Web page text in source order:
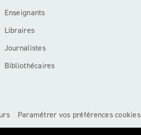
Enseignants
Libraires
Journalistes
Bibliothécaires
Paramétrer vos préférences cookies